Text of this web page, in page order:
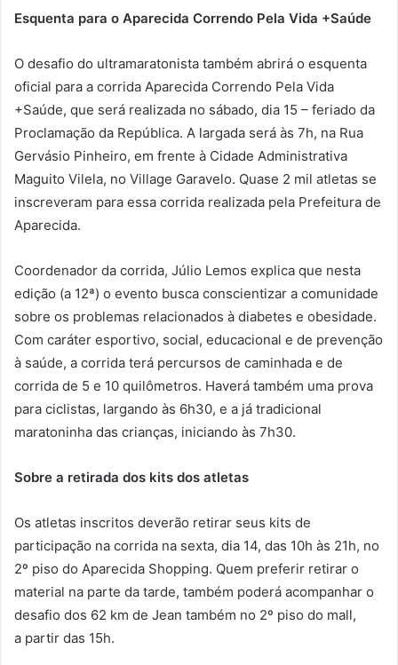
Esquenta para o Aparecida Correndo Pela Vida +Saúde
O desafio do ultramaratonista também abrirá o esquenta
oficial para a corrida Aparecida Correndo Pela Vida
+Saúde, que será realizada no sábado, dia 15 – feriado da
Proclamação da República. A largada será às 7h, na Rua
Gervásio Pinheiro, em frente à Cidade Administrativa
Maguito Vilela, no Village Garavelo. Quase 2 mil atletas se
inscreveram para essa corrida realizada pela Prefeitura de
Aparecida.
Coordenador da corrida, Júlio Lemos explica que nesta
edição (a 12ª) o evento busca conscientizar a comunidade
sobre os problemas relacionados à diabetes e obesidade.
Com caráter esportivo, social, educacional e de prevenção
à saúde, a corrida terá percursos de caminhada e de
corrida de 5 e 10 quilômetros. Haverá também uma prova
para ciclistas, largando às 6h30, e a já tradicional
maratoninha das crianças, iniciando às 7h30.
Sobre a retirada dos kits dos atletas
Os atletas inscritos deverão retirar seus kits de
participação na corrida na sexta, dia 14, das 10h às 21h, no
2º piso do Aparecida Shopping. Quem preferir retirar o
material na parte da tarde, também poderá acompanhar o
desafio dos 62 km de Jean também no 2º piso do mall,
a partir das 15h.